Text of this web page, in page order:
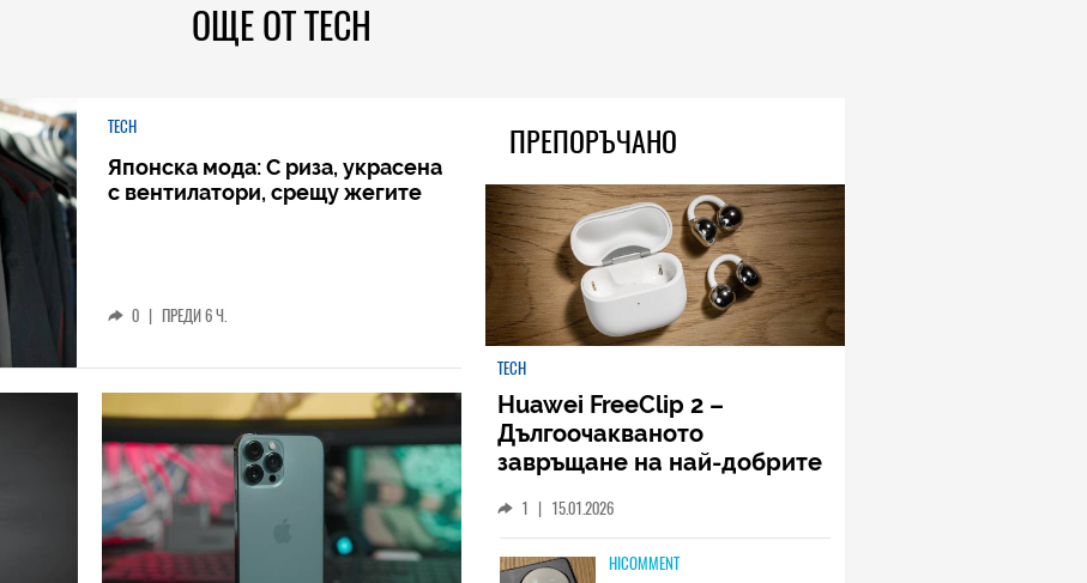
ОЩЕ ОТ TECH
TECH
Японска мода: С риза, украсена
с вентилатори, срещу жегите
0 | ПРЕДИ 6 Ч.
ПРЕПОРЪЧАНО
TECH
Huawei FreeClip 2 –
Дългоочакваното
завръщане на най-добрите
1 | 15.01.2026
HICOMMENT